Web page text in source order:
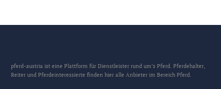
pferd-austria ist eine Plattform für Dienstleister rund um’s Pferd. Pferdehalter,
Reiter und Pferdeinteressierte finden hier alle Anbieter im Bereich Pferd.